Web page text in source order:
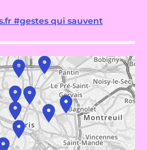
#gestes qui sauvent